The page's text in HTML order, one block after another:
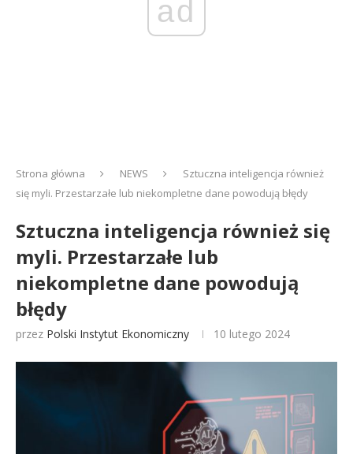
ad
Strona główna NEWS
Sztuczna inteligencja również
się myli. Przestarzałe lub niekompletne dane powodują błędy
Sztuczna inteligencja również się
myli. Przestarzałe lub
niekompletne dane powodują
błędy
przez Polski Instytut Ekonomiczny 10 lutego 2024